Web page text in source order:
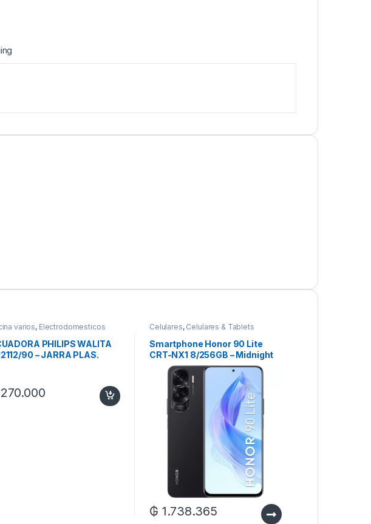
varios, Electrodomesticos
PHILIPS WALITA
90 – JARRA PLAS.
270.000
Celulares, Celulares & Tablets
Smartphone Honor 90 Lite
CRT-NX1 8/256GB – Midnight
Black
₲ 1.738.365